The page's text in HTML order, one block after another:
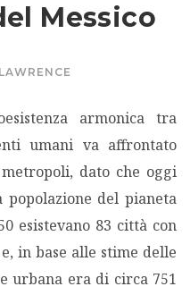
Messico
armonica tra
umani va affrontato
dato che oggi
del pianeta
esistevano 83 città con
in base alle stime delle
urbana era di circa 751